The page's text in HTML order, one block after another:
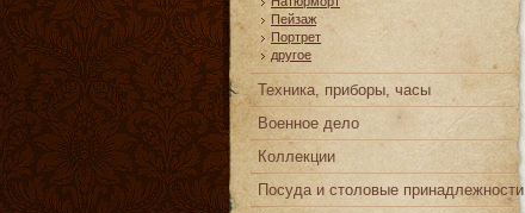
Пейзаж
Портрет
другое
Техника, приборы, часы
Военное дело
Коллекции
Посуда и столовые принадлежности